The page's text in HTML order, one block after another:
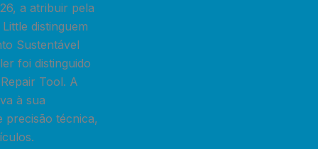
a atribuir pela
distinguem
Sustentável
foi distinguido
Tool. A
à sua
precisão técnica,